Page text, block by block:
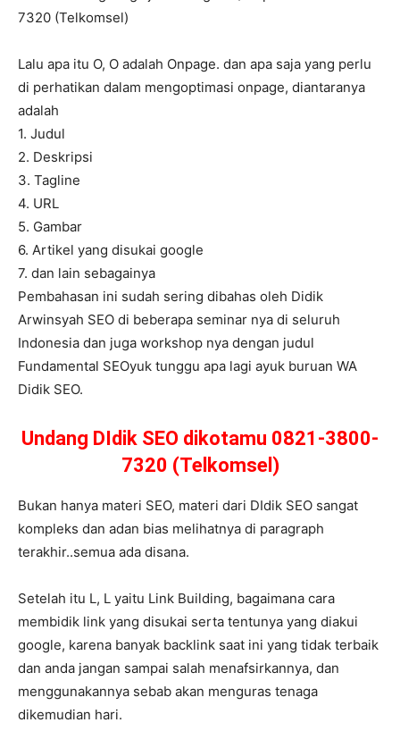
7320 (Telkomsel)
Lalu apa itu O, O adalah Onpage. dan apa saja yang perlu
di perhatikan dalam mengoptimasi onpage, diantaranya
adalah
1. Judul
2. Deskripsi
3. Tagline
4. URL
5. Gambar
6. Artikel yang disukai google
7. dan lain sebagainya
Pembahasan ini sudah sering dibahas oleh Didik
Arwinsyah SEO di beberapa seminar nya di seluruh
Indonesia dan juga workshop nya dengan judul
Fundamental SEOyuk tunggu apa lagi ayuk buruan WA
Didik SEO.
Undang DIdik SEO dikotamu 0821-3800-
7320 (Telkomsel)
Bukan hanya materi SEO, materi dari DIdik SEO sangat
kompleks dan adan bias melihatnya di paragraph
terakhir..semua ada disana.
Setelah itu L, L yaitu Link Building, bagaimana cara
membidik link yang disukai serta tentunya yang diakui
google, karena banyak backlink saat ini yang tidak terbaik
dan anda jangan sampai salah menafsirkannya, dan
menggunakannya sebab akan menguras tenaga
dikemudian hari.